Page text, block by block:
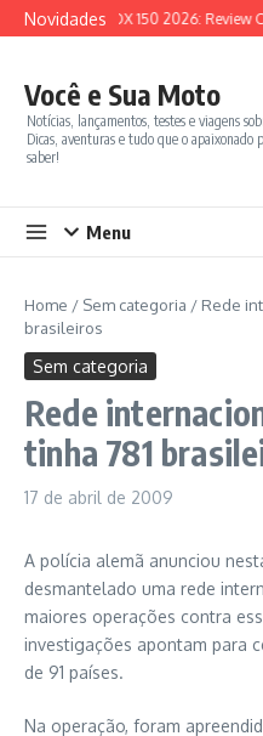
Ir para o conteúdo
NovidadesSYM ADX 150 2026: Review
Você e Sua Moto
Notícias, lançamentos, testes e viagens
Dicas, aventuras e tudo que o apaixonado
saber!
Menu
Home / Sem categoria / Rede
brasileiros
Sem categoria
Rede
tinha 781
17 de abril de 2009
A polícia alemã anunciou
desmantelado uma rede
maiores operações contra
investigações apontam para
de 91 países.
Na operação, foram